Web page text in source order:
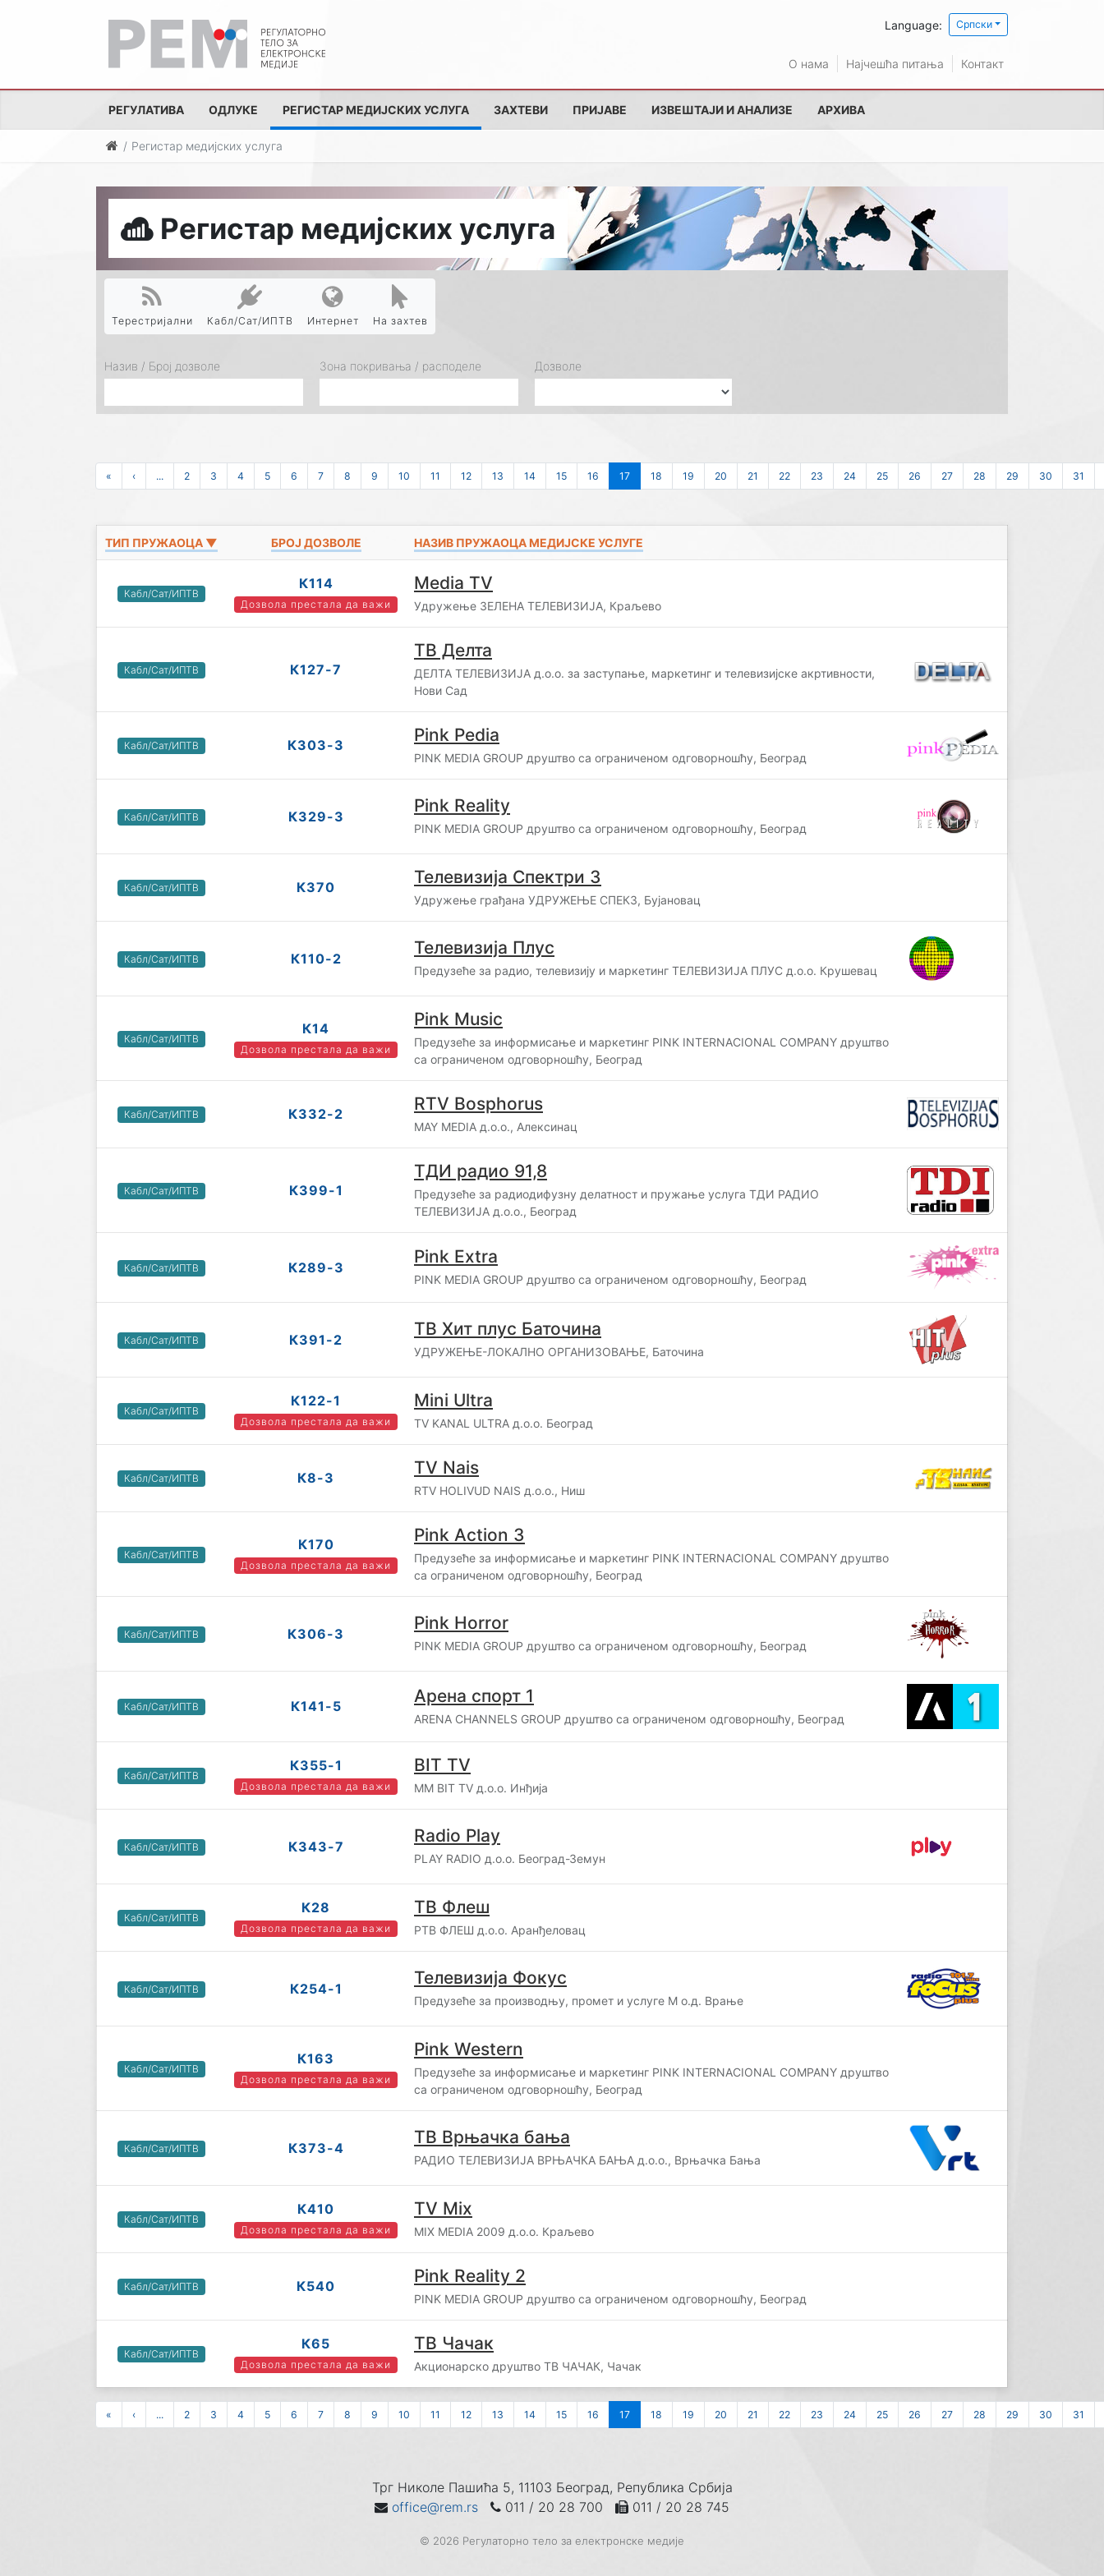
Language: Српски
О нама Најчешћа питања Контакт
РЕГУЛАТИВА ОДЛУКЕ РЕГИСТАР МЕДИЈСКИХ УСЛУГА ЗАХТЕВИ ПРИЈАВЕ ИЗВЕШТАЈИ И АНАЛИЗЕ АРХИВА
Регистар медијских услуга
Регистар медијских услуга
Терестријални Кабл/Сат/ИПТВ Интернет На захтев
Назив / Број дозволе Зона покривања / расподеле Дозволе
« ‹ ... 2 3 4 5 6 7 8 9 10 11 12 13 14 15 16 17 18 19 20 21 22 23 24 25 26 27 28 29 30 31
ТИП ПРУЖАОЦА ▼ БРОЈ ДОЗВОЛЕ НАЗИВ ПРУЖАОЦА МЕДИЈСКЕ УСЛУГЕ
Кабл/Сат/ИПТВ
К114
Дозвола престала да важи
Media TV
Удружење ЗЕЛЕНА ТЕЛЕВИЗИЈА, Краљево
Кабл/Сат/ИПТВ К127-7
ТВ Делта
ДЕЛТА ТЕЛЕВИЗИЈА д.о.о. за заступање, маркетинг и телевизијске акртивности,
Нови Сад
Кабл/Сат/ИПТВ К303-3 Pink Pedia
PINK MEDIA GROUP друштво са ограниченом одговорношћу, Београд
Кабл/Сат/ИПТВ К329-3
Pink Reality
PINK MEDIA GROUP друштво са ограниченом одговорношћу, Београд
Кабл/Сат/ИПТВ К370 Телевизија Спектри 3
Удружење грађана УДРУЖЕЊЕ СПЕК3, Бујановац
Кабл/Сат/ИПТВ К110-2
Телевизија Плус
Предузеће за радио, телевизију и маркетинг ТЕЛЕВИЗИЈА ПЛУС д.о.о. Крушевац
Кабл/Сат/ИПТВ
К14
Дозвола престала да важи
Pink Music
Предузеће за информисање и маркетинг PINK INTERNACIONAL COMPANY друштво
са ограниченом одговорношћу, Београд
Кабл/Сат/ИПТВ К332-2 RTV Bosphorus
MAY MEDIA д.о.о., Алексинац
Кабл/Сат/ИПТВ К399-1
ТДИ радио 91,8
Предузеће за радиодифузну делатност и пружање услуга ТДИ РАДИО
ТЕЛЕВИЗИЈА д.о.о., Београд
Кабл/Сат/ИПТВ К289-3
Pink Extra
PINK MEDIA GROUP друштво са ограниченом одговорношћу, Београд
Кабл/Сат/ИПТВ К391-2
ТВ Хит плус Баточина
УДРУЖЕЊЕ-ЛОКАЛНО ОРГАНИЗОВАЊЕ, Баточина
Кабл/Сат/ИПТВ
К122-1
Дозвола престала да важи
Mini Ultra
TV KANAL ULTRA д.о.о. Београд
Кабл/Сат/ИПТВ К8-3 TV Nais
RTV HOLIVUD NAIS д.о.о., Ниш
Кабл/Сат/ИПТВ
К170
Дозвола престала да важи
Pink Action 3
Предузеће за информисање и маркетинг PINK INTERNACIONAL COMPANY друштво
са ограниченом одговорношћу, Београд
Кабл/Сат/ИПТВ К306-3
Pink Horror
PINK MEDIA GROUP друштво са ограниченом одговорношћу, Београд
Кабл/Сат/ИПТВ К141-5 Арена спорт 1
ARENA CHANNELS GROUP друштво са ограниченом одговорношћу, Београд
Кабл/Сат/ИПТВ
К355-1
Дозвола престала да важи
BIT TV
MM BIT TV д.о.о. Инђија
Кабл/Сат/ИПТВ К343-7
Radio Play
PLAY RADIO д.о.о. Београд-Земун
Кабл/Сат/ИПТВ
К28
Дозвола престала да важи
ТВ Флеш
РТВ ФЛЕШ д.о.о. Аранђеловац
Кабл/Сат/ИПТВ К254-1
Телевизија Фокус
Предузеће за производњу, промет и услуге М о.д. Врање
Кабл/Сат/ИПТВ
К163
Дозвола престала да важи
Pink Western
Предузеће за информисање и маркетинг PINK INTERNACIONAL COMPANY друштво
са ограниченом одговорношћу, Београд
Кабл/Сат/ИПТВ К373-4
ТВ Врњачка бања
РАДИО ТЕЛЕВИЗИЈА ВРЊАЧКА БАЊА д.о.о., Врњачка Бања
Кабл/Сат/ИПТВ
К410
Дозвола престала да важи
TV Mix
MIX MEDIA 2009 д.о.о. Краљево
Кабл/Сат/ИПТВ К540 Pink Reality 2
PINK MEDIA GROUP друштво са ограниченом одговорношћу, Београд
Кабл/Сат/ИПТВ
К65
Дозвола престала да важи
ТВ Чачак
Акционарско друштво ТВ ЧАЧАК, Чачак
« ‹ ... 2 3 4 5 6 7 8 9 10 11 12 13 14 15 16 17 18 19 20 21 22 23 24 25 26 27 28 29 30 31
Трг Николе Пашића 5, 11103 Београд, Република Србија
office@rem.rs
011 / 20 28 700 011 / 20 28 745
© 2026 Регулаторно тело за електронске медије